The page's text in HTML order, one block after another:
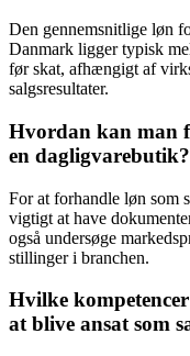
Den gennemsnitlige løn
Danmark ligger typisk
før skat, afhængigt af
salgsresultater.
Hvordan kan man
en dagligvarebutik?
For at forhandle løn som
vigtigt at have
også undersøge
stillinger i branchen.
Hvilke
at blive ansat som